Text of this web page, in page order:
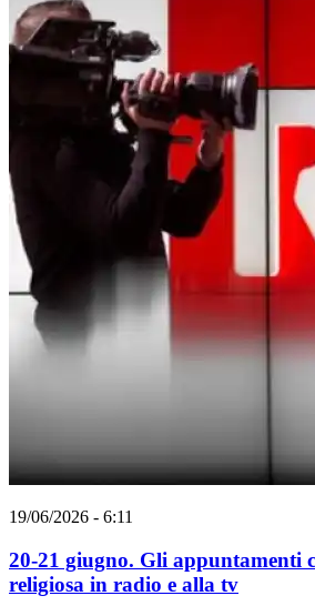
19/06/2026 - 6:11
20-21 giugno. Gli appuntamenti
religiosa in radio e alla tv